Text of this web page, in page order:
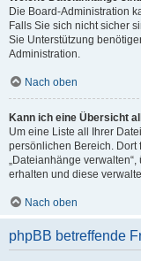
Die Board-Administration
Falls Sie sich nicht sicher
Sie Unterstützung
Administration.
Nach oben
Kann ich eine Übersicht
Um eine Liste all Ihrer
persönlichen Bereich. Dort
„Dateianhänge
erhalten und diese
Nach oben
phpBB betreffende